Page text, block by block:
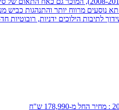
לתיבות הילוכים ידניות,